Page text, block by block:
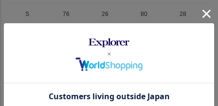
S 76 26 80 28
スクロールできます